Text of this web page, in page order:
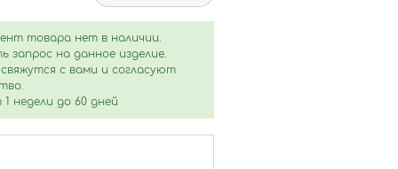
товара нет в наличии.
запрос на данное изделие.
с вами и согласуют
недели до 60 дней